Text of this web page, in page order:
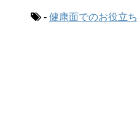
- 健康面でのお役立ち